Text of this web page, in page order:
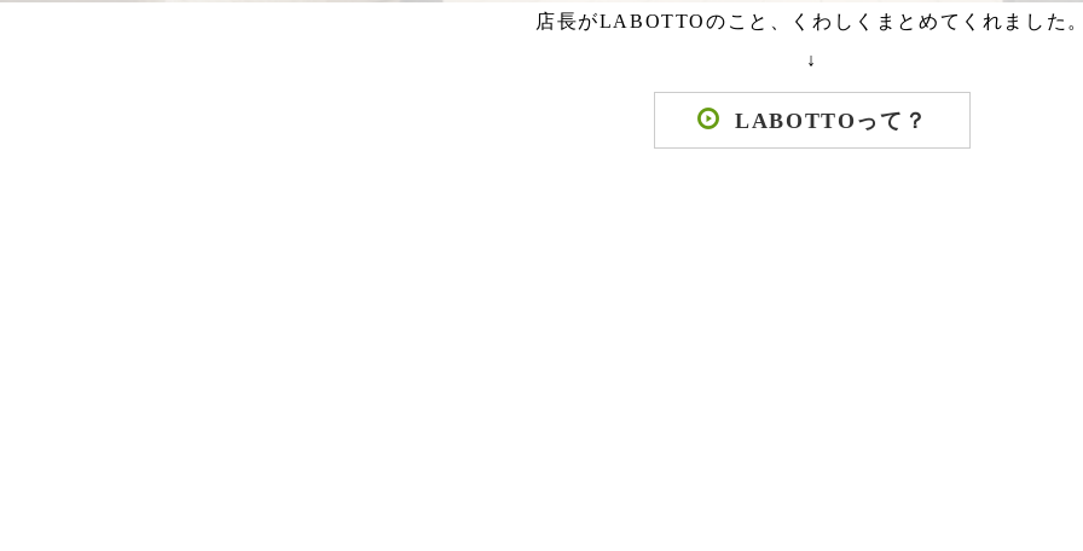
店長がLABOTTOのこと、くわしくまとめてくれました
↓
LABOTTOって？